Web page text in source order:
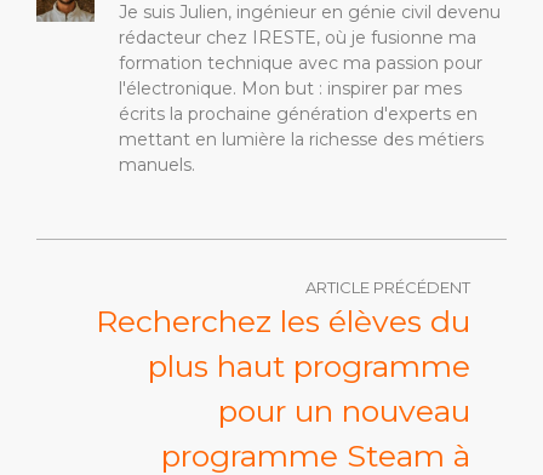
Je suis Julien, ingénieur en génie civil devenu
rédacteur chez IRESTE, où je fusionne ma
formation technique avec ma passion pour
l'électronique. Mon but : inspirer par mes
écrits la prochaine génération d'experts en
mettant en lumière la richesse des métiers
manuels.
ARTICLE PRÉCÉDENT
Recherchez les élèves du
plus haut programme
pour un nouveau
programme Steam à